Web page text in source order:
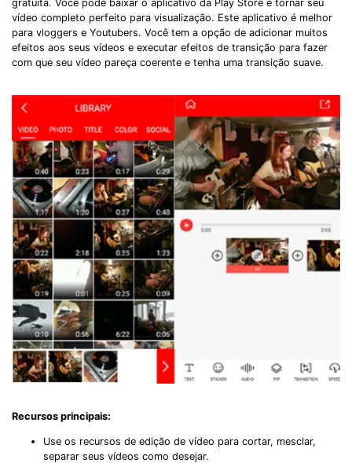
gratuita. Você pode baixar o aplicativo da Play Store e tornar seu
vídeo completo perfeito para visualização. Este aplicativo é melhor
para vloggers e Youtubers. Você tem a opção de adicionar muitos
efeitos aos seus vídeos e executar efeitos de transição para fazer
com que seu vídeo pareça coerente e tenha uma transição suave.
Recursos principais:
Use os recursos de edição de vídeo para cortar, mesclar,
separar seus vídeos como desejar.
Record Like a Pro, Edit
With AI Ease.
Record. Edit. Share. All with Filmora!
Got It